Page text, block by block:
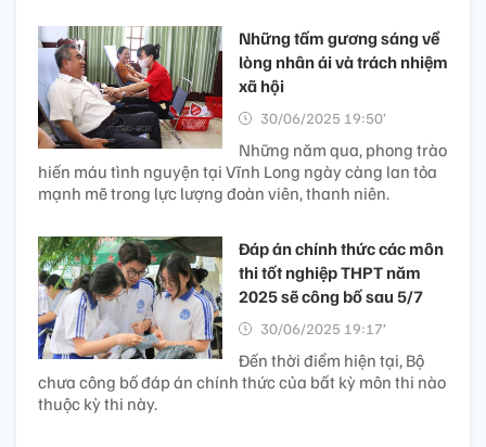
Những tấm gương sáng về
lòng nhân ái và trách nhiệm
xã hội
30/06/2025 19:50’
Những năm qua, phong trào
hiến máu tình nguyện tại Vĩnh Long ngày càng lan tỏa
mạnh mẽ trong lực lượng đoàn viên, thanh niên.
Đáp án chính thức các môn
thi tốt nghiệp THPT năm
2025 sẽ công bố sau 5/7
30/06/2025 19:17’
Đến thời điểm hiện tại, Bộ
chưa công bố đáp án chính thức của bất kỳ môn thi nào
thuộc kỳ thi này.